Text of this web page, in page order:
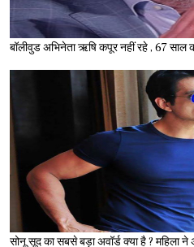
बॉलीवुड अभिनेता ऋषि कपूर नहीं रहे , 67 साल
सोनू सूद का सबसे बड़ा